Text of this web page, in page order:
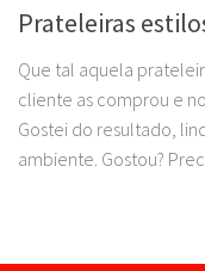
Prateleiras
Que tal aquela
cliente as comprou e
Gostei do resultado,
ambiente. Gostou?